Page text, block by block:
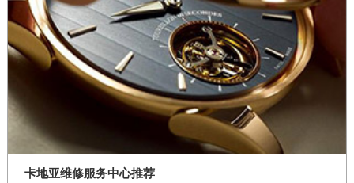
卡地亚维修服务中心推荐